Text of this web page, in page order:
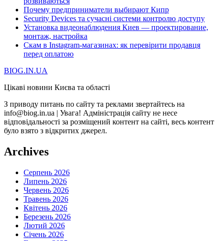
Почему предприниматели выбирают Кипр
Security Devices та сучасні системи контролю доступу
Установка видеонаблюдения Киев — проектирование,
монтаж, настройка
Скам в Instagram-магазинах: як перевірити продавця
перед оплатою
BIOG.IN.UA
Цікаві новини Києва та області
З приводу питань по сайту та реклами звертайтесь на
info@biog.in.ua | Увага! Адміністрація сайту не несе
відповідальності за розміщений контент на сайті, весь контент
було взято з відкритих джерел.
Archives
Серпень 2026
Липень 2026
Червень 2026
Травень 2026
Квітень 2026
Березень 2026
Лютий 2026
Січень 2026